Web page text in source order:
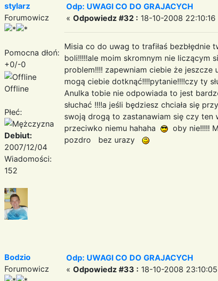
stylarz
Forumowicz
Pomocna dłoń:
+0/-0
Offline
Płeć:
Debiut:
2007/12/04
Wiadomości:
152
Odp: UWAGI CO DO GRAJACYCH
« Odpowiedz #32 : 18-10-2008 22:10:16
Misia co do uwag to trafiłaś
boli!!!!!ale moim skromnym nie liczącym
problem!!!! zapewniam ciebie że jeszcze
mogą ciebie dotknąć!!!!pytanie!!!!czy ty
Anulka tobie nie odpowiada to jest
słuchać !!!!a jeśli będziesz chciała się
swoją drogą to zastanawiam się czy
przeciwko niemu hahaha
oby nie!!!!!
pozdro bez urazy
Bodzio
Forumowicz
Odp: UWAGI CO DO GRAJACYCH
« Odpowiedz #33 : 18-10-2008